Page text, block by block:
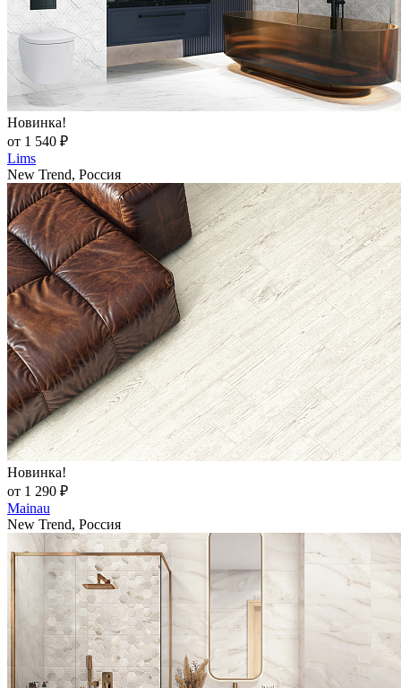
Новинка!
от 1 540 ₽
Lims
New Trend, Россия
Новинка!
от 1 290 ₽
Mainau
New Trend, Россия